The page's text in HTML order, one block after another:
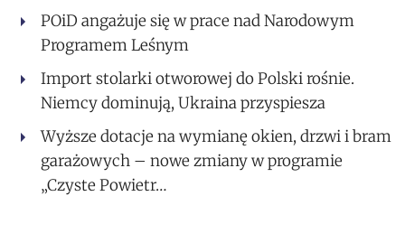
POiD angażuje się w prace nad Narodowym
Programem Leśnym
Import stolarki otworowej do Polski rośnie.
Niemcy dominują, Ukraina przyspiesza
Wyższe dotacje na wymianę okien, drzwi i bram
garażowych – nowe zmiany w programie
„Czyste Powietr…